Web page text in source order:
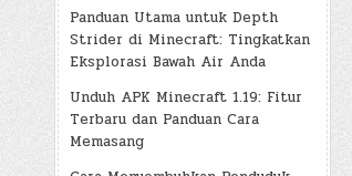
Panduan Utama untuk Depth
Strider di Minecraft: Tingkatkan
Eksplorasi Bawah Air Anda
Unduh APK Minecraft 1.19: Fitur
Terbaru dan Panduan Cara
Memasang